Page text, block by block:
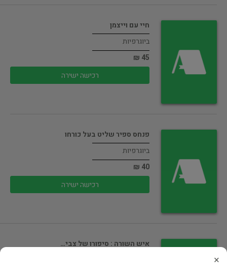
חיי עם וייצמן
ביוגרפיות
45 ₪
רכישה ישירה
פנחס ספיר שליט בעל כורחו
ביוגרפיות
40 ₪
רכישה ישירה
איש השורה : סיפורו של צבי…
×